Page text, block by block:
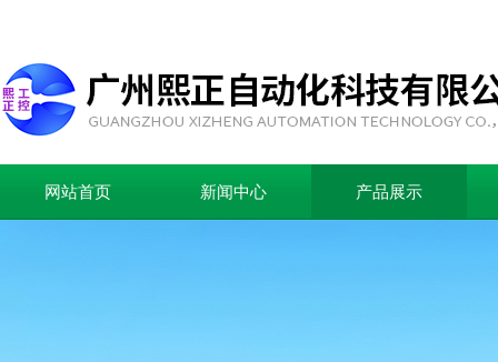
网站首页 新闻中心 产品展示